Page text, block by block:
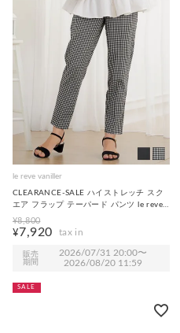
le reve vaniller
CLEARANCE-SALE ハイストレッチ スク
エア フラップ テーパード パンツ le reve
vaniller 全2色｜lvn711-2223【4】
¥8,800
¥7,920
販売
期間
2026/07/31 20:00〜
2026/08/20 11:59
SALE